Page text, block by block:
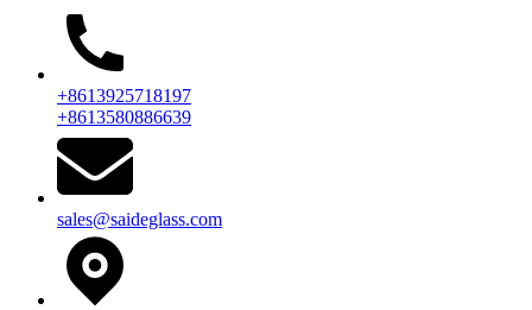
+8613925718197
+8613580886639
sales@saideglass.com